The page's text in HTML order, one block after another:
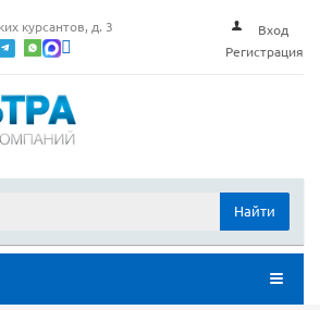
курсантов, д. 3
Вход
Регистрация
Найти